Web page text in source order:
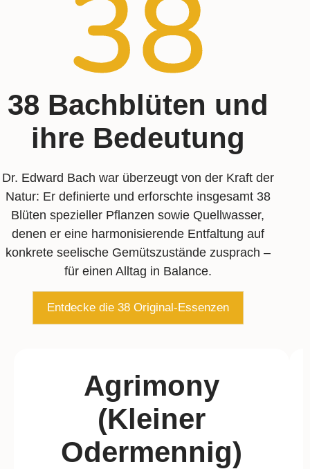
38 Bachblüten und
ihre Bedeutung
Dr. Edward Bach war überzeugt von der Kraft der
Natur: Er definierte und erforschte insgesamt 38
Blüten spezieller Pflanzen sowie Quellwasser,
denen er eine harmonisierende Entfaltung auf
konkrete seelische Gemütszustände zusprach –
für einen Alltag in Balance.
Entdecke die 38 Original-Essenzen
Agrimony
(Kleiner
Odermennig)